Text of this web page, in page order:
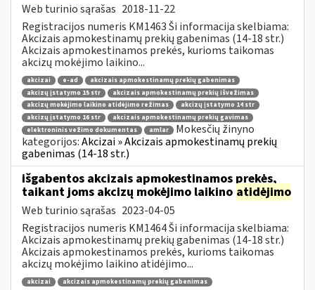
Web turinio sąrašas 2018-11-22
Registracijos numeris KM1463 Ši informacija skelbiama:
Akcizais apmokestinamų prekių gabenimas (14-18 str.)
Akcizais apmokestinamos prekės, kurioms taikomas
akcizų mokėjimo laikino...
akcizai e-ad
akcizais apmokestinamų prekių gabenimas
akcizų įstatymo 15 str
akcizais apmokestinamų prekių išvežimas
akcizų mokėjimo laikino atidėjimo režimas
akcizų įstatymo 14 str
akcizų įstatymo 16 str
akcizais apmokestinamų prekių gavimas
elektroninis vežimo dokumentas
amlar
Mokesčių žinyno
kategorijos:Akcizai » Akcizais apmokestinamų prekių
gabenimas (14-18 str.)
išgabentos akcizais apmokestinamos prekės,
taikant joms akcizų mokėjimo laikino atidėjimo
Web turinio sąrašas 2023-04-05
Registracijos numeris KM1464 Ši informacija skelbiama:
Akcizais apmokestinamų prekių gabenimas (14-18 str.)
Akcizais apmokestinamos prekės, kurioms taikomas
akcizų mokėjimo laikino atidėjimo...
akcizai
akcizais apmokestinamų prekių gabenimas